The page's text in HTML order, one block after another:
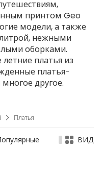
принтом Geo
модели, а также
нежными
оборками.
платья из
платья-
другое.
Платья
ВИД